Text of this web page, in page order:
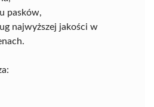
pasków,
najwyższej jakości w